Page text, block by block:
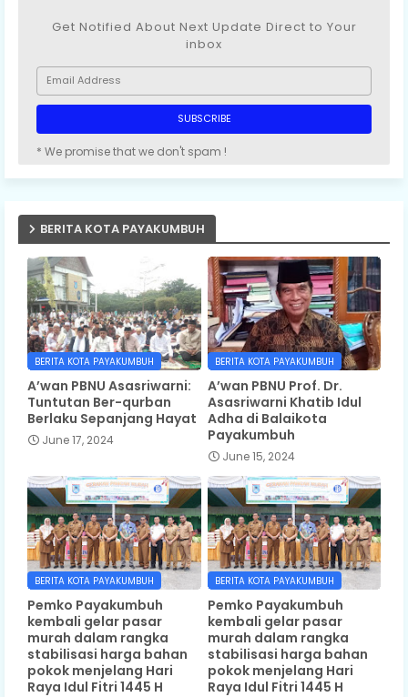
Get Notified About Next Update Direct to Your
inbox
* We promise that we don't spam !
BERITA KOTA PAYAKUMBUH
BERITA KOTA PAYAKUMBUH
A’wan PBNU Asasriwarni:
Tuntutan Ber-qurban
Berlaku Sepanjang Hayat
June 17, 2024
BERITA KOTA PAYAKUMBUH
A’wan PBNU Prof. Dr.
Asasriwarni Khatib Idul
Adha di Balaikota
Payakumbuh
June 15, 2024
BERITA KOTA PAYAKUMBUH
Pemko Payakumbuh
kembali gelar pasar
murah dalam rangka
stabilisasi harga bahan
pokok menjelang Hari
Raya Idul Fitri 1445 H
BERITA KOTA PAYAKUMBUH
Pemko Payakumbuh
kembali gelar pasar
murah dalam rangka
stabilisasi harga bahan
pokok menjelang Hari
Raya Idul Fitri 1445 H